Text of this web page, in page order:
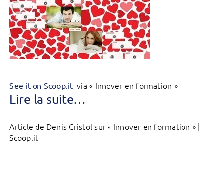
See it on Scoop.it, via « Innover en formation »
Lire la suite…
Article de Denis Cristol sur « Innover en formation » |
Scoop.it